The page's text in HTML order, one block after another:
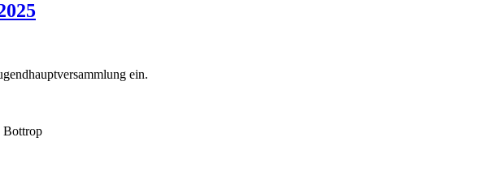
ein.
Bottrop